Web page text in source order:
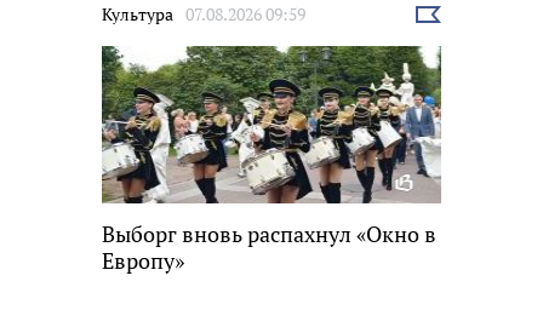
Культура 07.08.2026 09:59
Выбрать
Выборг вновь распахнул «Окно в
Европу»